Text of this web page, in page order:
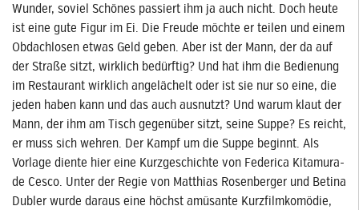
Wunder, soviel Schönes passiert ihm ja auch nicht. Doch heute
ist eine gute Figur im Ei. Die Freude möchte er teilen und einem
Obdachlosen etwas Geld geben. Aber ist der Mann, der da auf
der Straße sitzt, wirklich bedürftig? Und hat ihm die Bedienung
im Restaurant wirklich angelächelt oder ist sie nur so eine, die
jeden haben kann und das auch ausnutzt? Und warum klaut der
Mann, der ihm am Tisch gegenüber sitzt, seine Suppe? Es reicht,
er muss sich wehren. Der Kampf um die Suppe beginnt. Als
Vorlage diente hier eine Kurzgeschichte von Federica Kitamura-
de Cesco. Unter der Regie von Matthias Rosenberger und Betina
Dubler wurde daraus eine höchst amüsante Kurzfilmkomödie,